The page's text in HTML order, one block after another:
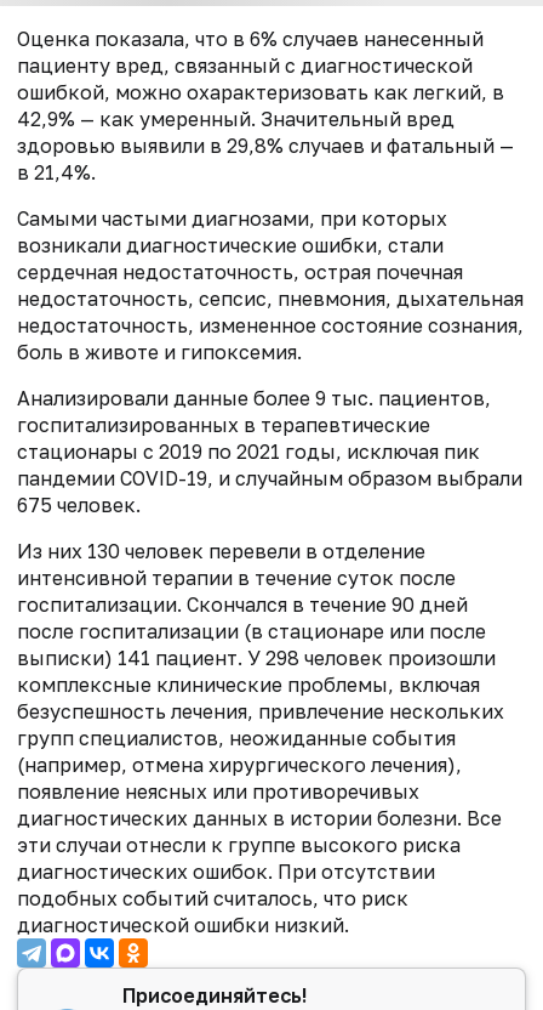
Оценка показала, что в 6% случаев нанесенный
пациенту вред, связанный с диагностической
ошибкой, можно охарактеризовать как легкий, в
42,9% — как умеренный. Значительный вред
здоровью выявили в 29,8% случаев и фатальный —
в 21,4%.
Самыми частыми диагнозами, при которых
возникали диагностические ошибки, стали
сердечная недостаточность, острая почечная
недостаточность, сепсис, пневмония, дыхательная
недостаточность, измененное состояние сознания,
боль в животе и гипоксемия.
Анализировали данные более 9 тыс. пациентов,
госпитализированных в терапевтические
стационары с 2019 по 2021 годы, исключая пик
пандемии COVID-19, и случайным образом выбрали
675 человек.
Из них 130 человек перевели в отделение
интенсивной терапии в течение суток после
госпитализации. Скончался в течение 90 дней
после госпитализации (в стационаре или после
выписки) 141 пациент. У 298 человек произошли
комплексные клинические проблемы, включая
безуспешность лечения, привлечение нескольких
групп специалистов, неожиданные события
(например, отмена хирургического лечения),
появление неясных или противоречивых
диагностических данных в истории болезни. Все
эти случаи отнесли к группе высокого риска
диагностических ошибок. При отсутствии
подобных событий считалось, что риск
диагностической ошибки низкий.
Присоединяйтесь!